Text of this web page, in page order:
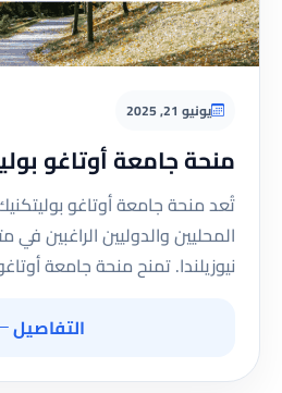
يونيو 21, 2025
منحة جامعة أوتاغو
تُعد منحة جامعة أوتاغو
المحليين والدوليين الراغبين
نيوزيلندا. تمنح منحة جامعة
التفاصيل